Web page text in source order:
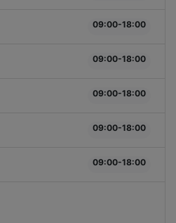
09:00-18:00
09:00-18:00
09:00-18:00
09:00-18:00
09:00-18:00